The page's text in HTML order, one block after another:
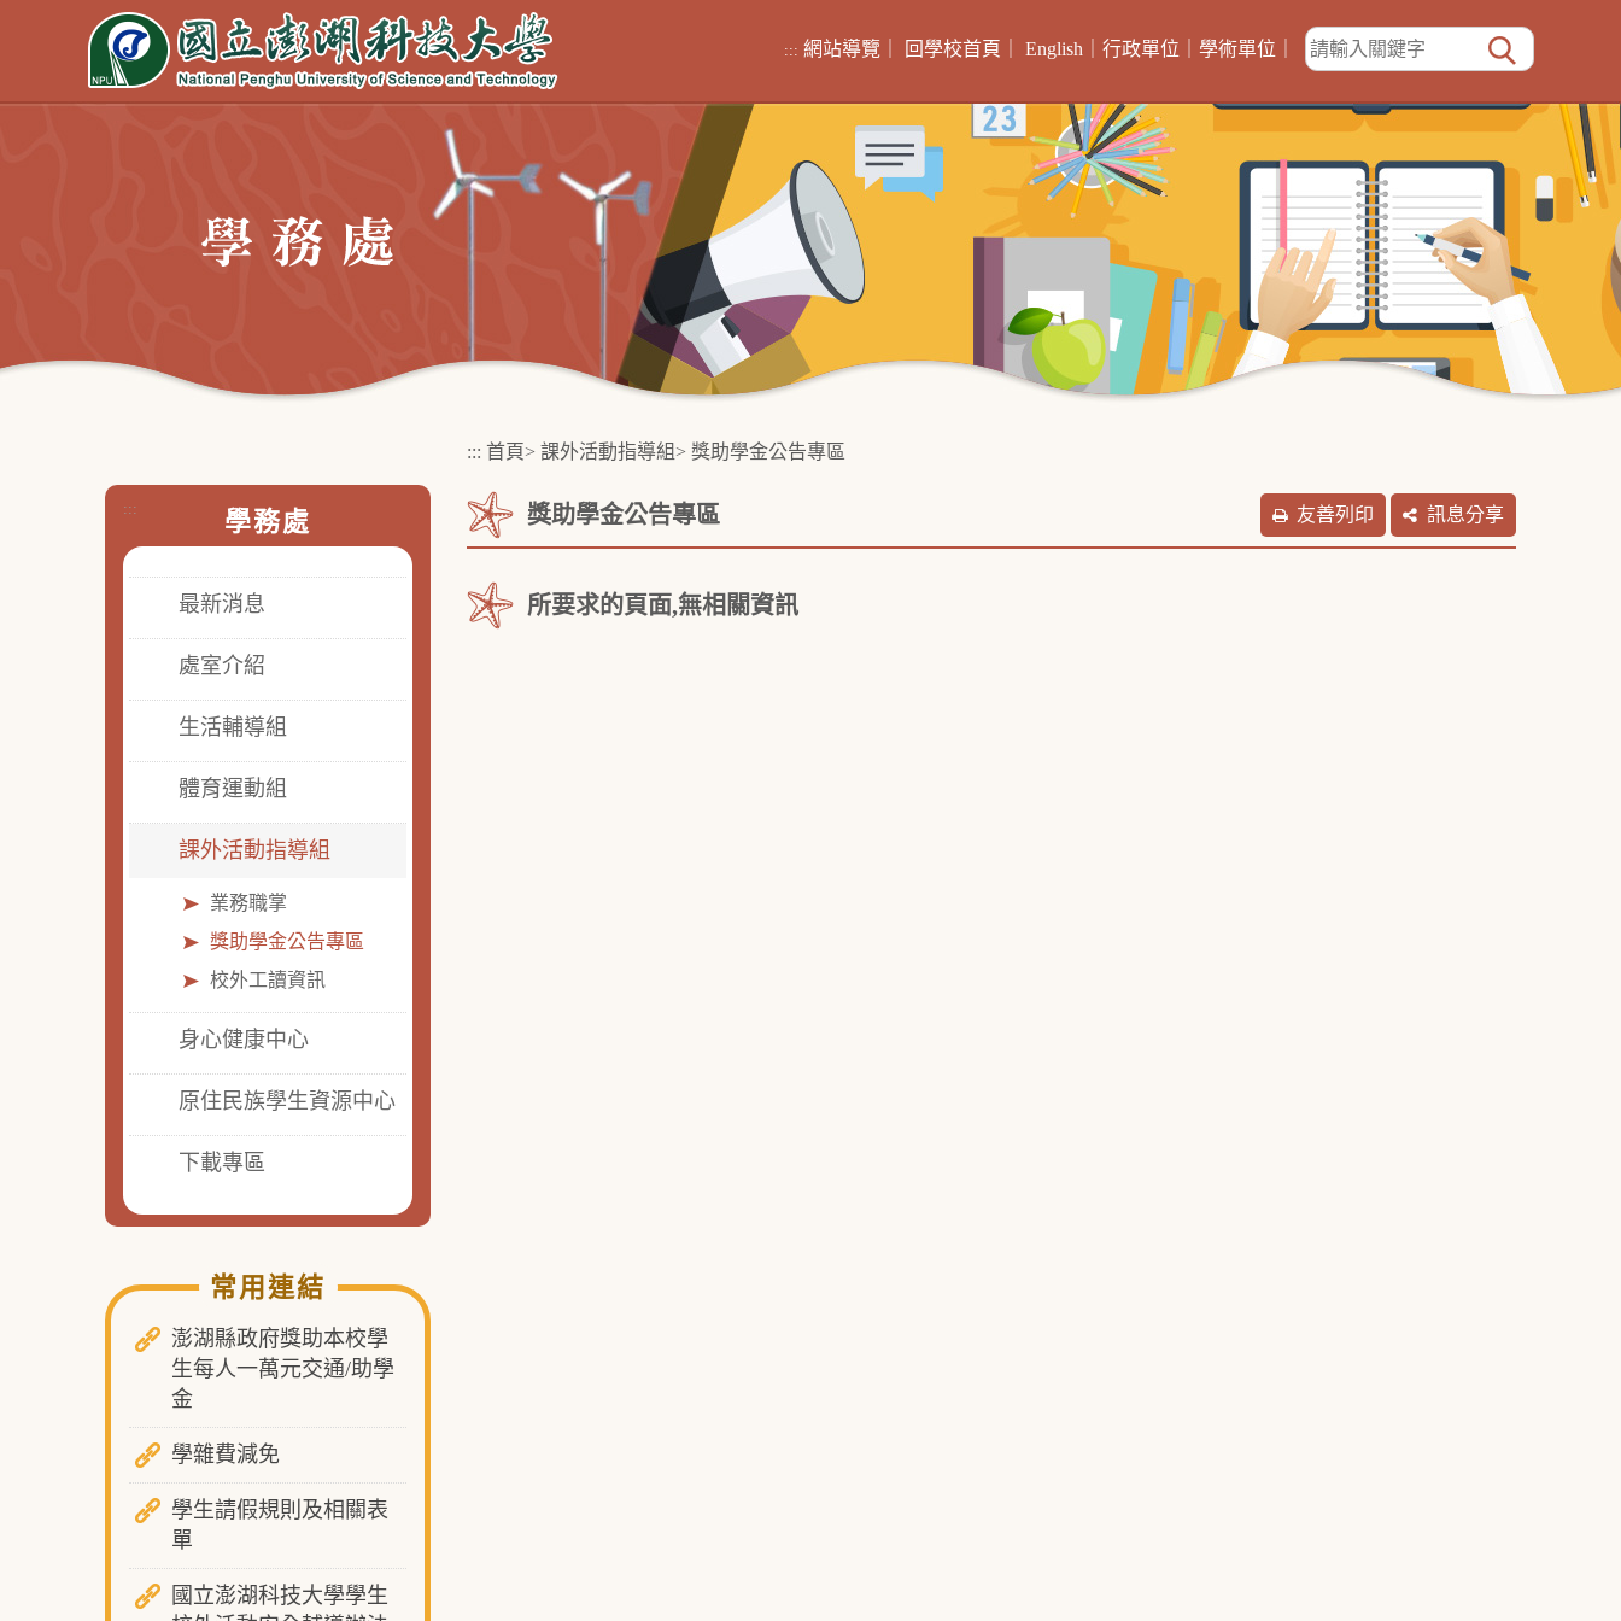
::: 網站導覽 回學校首頁 English 行政單位 學術單位
::: 學務處
最新消息
處室介紹
生活輔導組
體育運動組
課外活動指導組
業務職掌
獎助學金公告專區
校外工讀資訊
身心健康中心
原住民族學生資源中心
下載專區
常用連結
澎湖縣政府獎助本校學
生每人一萬元交通/助學
金
學雜費減免
學生請假規則及相關表
單
國立澎湖科技大學學生
::: 首頁> 課外活動指導組 > 獎助學金公告專區
獎助學金公告專區 友善列印 訊息分享
所要求的頁面,無相關資訊